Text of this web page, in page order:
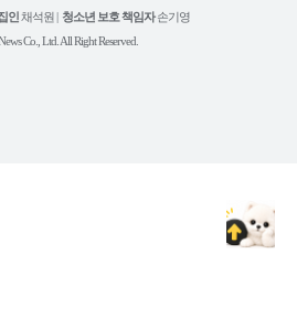
튜
인 채석원 | 청소년 보호 책임자손기영
Co., Ltd. All Right Reserved.